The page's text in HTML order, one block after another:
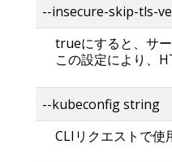
--insecure-skip-tls-
trueにすると、サ
この設定により、
--kubeconfig string
CLIリクエストで使